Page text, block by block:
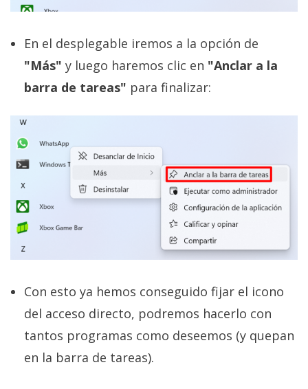
En el desplegable iremos a la opción de
"Más" y luego haremos clic en "Anclar a la
barra de tareas" para finalizar:
Con esto ya hemos conseguido fijar el icono
del acceso directo, podremos hacerlo con
tantos programas como deseemos (y quepan
en la barra de tareas).